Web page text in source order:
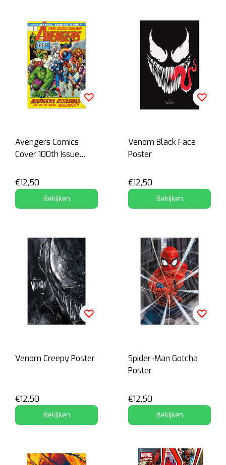
Avengers Comics
Cover 100th Issue
€12,50
Bekijken
Venom Black Face
Poster
€12,50
Bekijken
Venom Creepy Poster
€12,50
Bekijken
Spider-Man Gotcha
Poster
€12,50
Bekijken